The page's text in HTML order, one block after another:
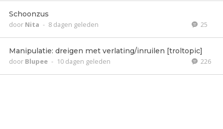
Schoonzus
door Nita - 8 dagen geleden 25
Manipulatie: dreigen met verlating/inruilen [troltopic]
door Blupee - 10 dagen geleden 226